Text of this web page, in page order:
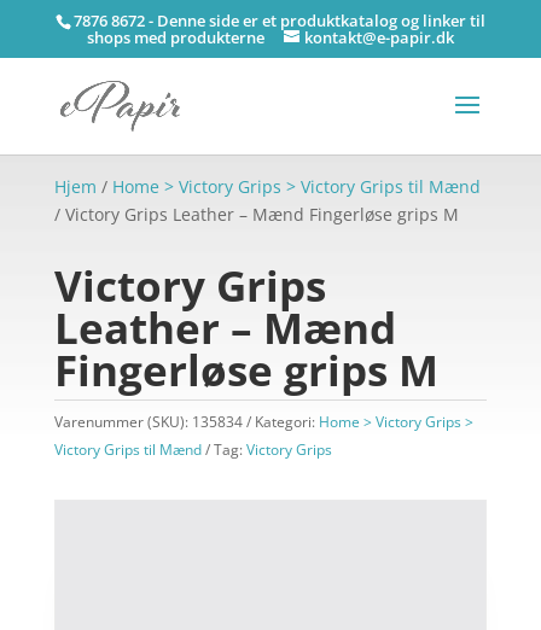
7876 8672 - Denne side er et produktkatalog og linker til
shops med produkterne kontakt@e-papir.dk
Hjem / Home > Victory Grips > Victory Grips til Mænd
/ Victory Grips Leather – Mænd Fingerløse grips M
Victory Grips
Leather – Mænd
Fingerløse grips M
Varenummer (SKU): 135834 Kategori: Home > Victory Grips >
Victory Grips til Mænd
Tag:Victory Grips